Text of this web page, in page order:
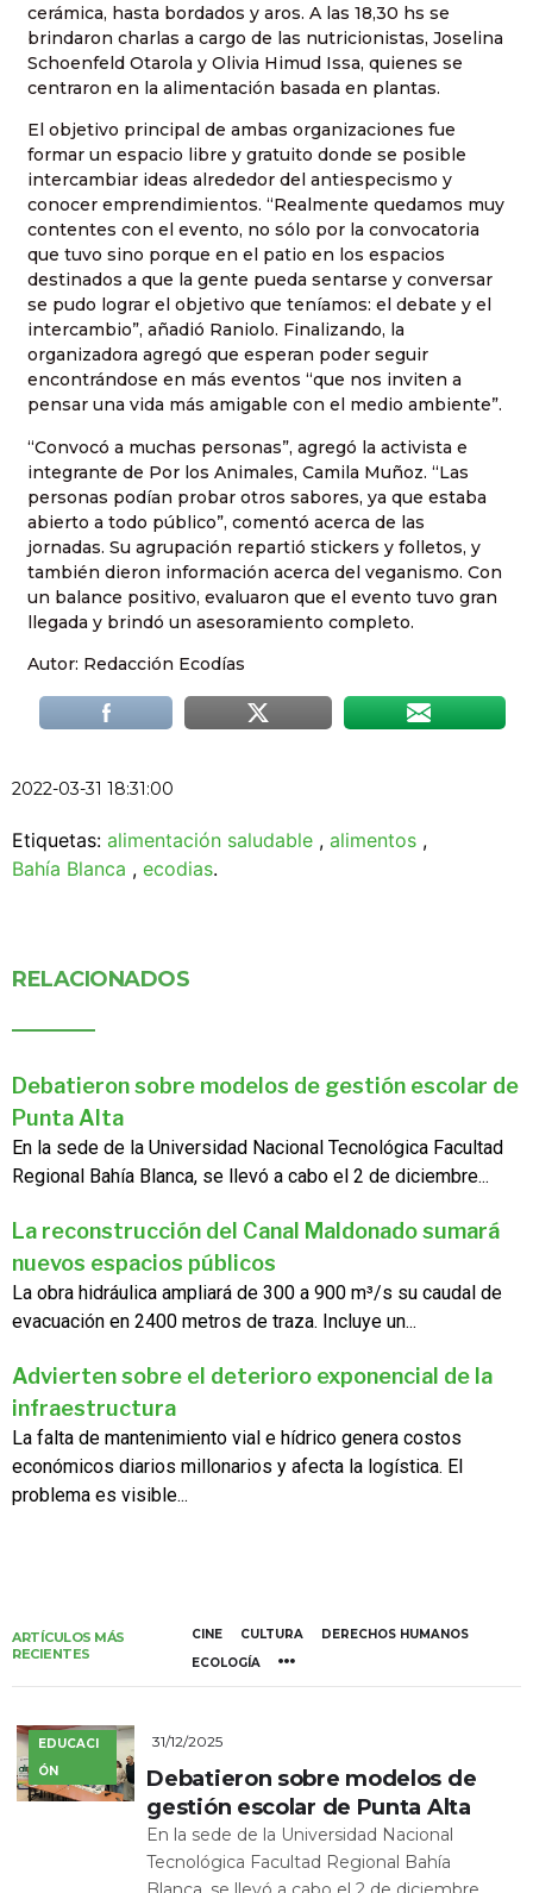
cerámica, hasta bordados y aros. A las 18,30 hs se
brindaron charlas a cargo de las nutricionistas, Joselina
Schoenfeld Otarola y Olivia Himud Issa, quienes se
centraron en la alimentación basada en plantas.
El objetivo principal de ambas organizaciones fue
formar un espacio libre y gratuito donde se posible
intercambiar ideas alrededor del antiespecismo y
conocer emprendimientos. “Realmente quedamos muy
contentes con el evento, no sólo por la convocatoria
que tuvo sino porque en el patio en los espacios
destinados a que la gente pueda sentarse y conversar
se pudo lograr el objetivo que teníamos: el debate y el
intercambio”, añadió Raniolo. Finalizando, la
organizadora agregó que esperan poder seguir
encontrándose en más eventos “que nos inviten a
pensar una vida más amigable con el medio ambiente”.
“Convocó a muchas personas”, agregó la activista e
integrante de Por los Animales, Camila Muñoz. “Las
personas podían probar otros sabores, ya que estaba
abierto a todo público”, comentó acerca de las
jornadas. Su agrupación repartió stickers y folletos, y
también dieron información acerca del veganismo. Con
un balance positivo, evaluaron que el evento tuvo gran
llegada y brindó un asesoramiento completo.
Autor: Redacción Ecodías
2022-03-31 18:31:00
Etiquetas: alimentación saludable , alimentos ,
Bahía Blanca , ecodias.
RELACIONADOS
Debatieron sobre modelos de gestión escolar de
Punta Alta
En la sede de la Universidad Nacional Tecnológica Facultad
Regional Bahía Blanca, se llevó a cabo el 2 de diciembre...
La reconstrucción del Canal Maldonado sumará
nuevos espacios públicos
La obra hidráulica ampliará de 300 a 900 m³/s su caudal de
evacuación en 2400 metros de traza. Incluye un...
Advierten sobre el deterioro exponencial de la
infraestructura
La falta de mantenimiento vial e hídrico genera costos
económicos diarios millonarios y afecta la logística. El
problema es visible...
ARTÍCULOS MÁS
RECIENTES
CINE CULTURA
DERECHOS HUMANOS
ECOLOGÍA
EDUCACI
ÓN
31/12/2025
Debatieron sobre modelos de
gestión escolar de Punta Alta
En la sede de la Universidad Nacional
Tecnológica Facultad Regional Bahía